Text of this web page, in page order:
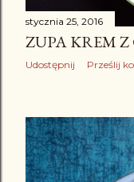
stycznia 25, 2016
ZUPA KREM Z
Udostępnij Prześlij